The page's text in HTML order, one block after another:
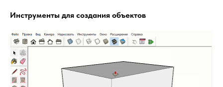
Инструменты для создания объектов